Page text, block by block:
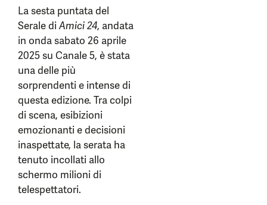
La sesta puntata del
Serale diAmici 24, andata
in onda sabato 26 aprile
2025 su Canale 5, è stata
una delle più
sorprendenti e intense di
questa edizione. Tra colpi
di scena, esibizioni
emozionanti e decisioni
inaspettate, la serata ha
tenuto incollati allo
schermo milioni di
telespettatori.